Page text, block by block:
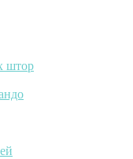
штор